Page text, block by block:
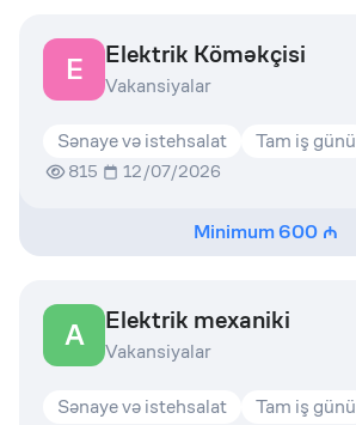
E Elektrik Köməkçisi
Vakansiyalar
Sənaye və istehsalat Tam iş günü
815 12/07/2026
Minimum600
A Elektrik mexaniki
Vakansiyalar
Sənaye və istehsalat Tam iş günü